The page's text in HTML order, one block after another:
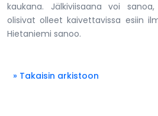
kaukana. Jälkiviisaana voi
olisivat olleet kaivettavissa esiin
Hietaniemi sanoo.
» Takaisin arkistoon